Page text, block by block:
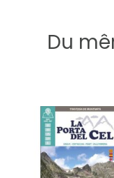
Poids
DESCRIPTIF
Du